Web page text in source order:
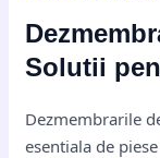
Solutii
Dezmembrarile
esentiala de